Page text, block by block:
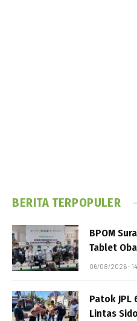
BERITA TERPOPULER
BPOM
Tablet
06/08/2026 -
Patok JPL
Lintas